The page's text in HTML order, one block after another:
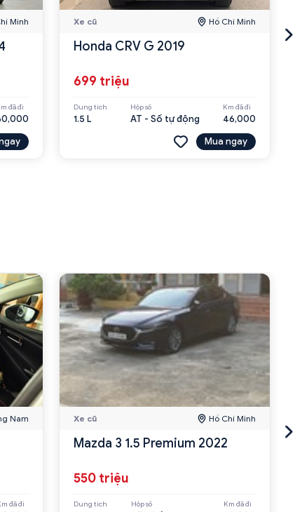
Minh
đã đi
Xe cũ Hồ Chí Minh
Honda CRV G 2019
699 triệu
Dung tích
1.5 L
Hộp số
AT - Số tự động
Km đã đi
46,000
Mua ngay
Nam
đã đi
Xe cũ Hồ Chí Minh
Mazda 3 1.5 Premium 2022
550 triệu
Dung tích Hộp số Km đã đi